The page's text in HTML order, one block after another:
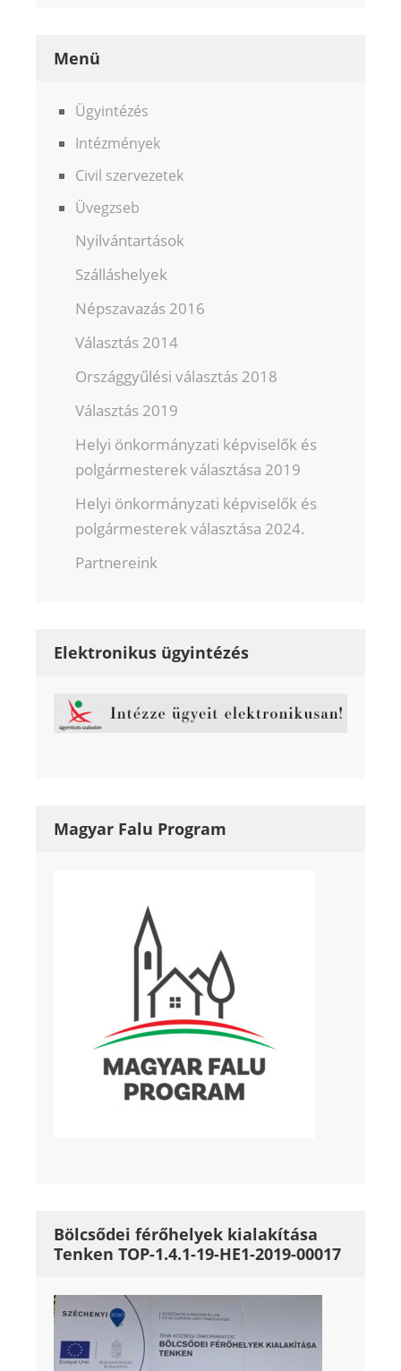
Menü
Ügyintézés
Intézmények
Civil szervezetek
Üvegzseb
Nyilvántartások
Szálláshelyek
Népszavazás 2016
Választás 2014
Országgyűlési választás 2018
Választás 2019
Helyi önkormányzati képviselők és
polgármesterek választása 2019
Helyi önkormányzati képviselők és
polgármesterek választása 2024.
Partnereink
Elektronikus ügyintézés
Magyar Falu Program
Bölcsődei férőhelyek kialakítása
Tenken TOP-1.4.1-19-HE1-2019-00017